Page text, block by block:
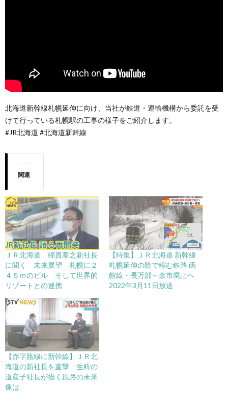
北海道新幹線札幌延伸に向け、当社が鉄道・運輸機構から委託を受
けて行っている札幌駅の工事の様子をご紹介します。
#JR北海道 #北海道新幹線
関連
ＪＲ北海道 綿貫泰之新社長
に聞く 未来展望 札幌に２
４５ｍのビル そして世界的
リゾートとの連携
【特集】ＪＲ北海道 新幹線
札幌延伸の陰で縮む鉄路 函
館線・長万部～余市廃止へ
2022年3月11日放送
【赤字路線に新幹線】ＪＲ北
海道の新社長を直撃 生粋の
道産子社長が描く鉄路の未来
像は